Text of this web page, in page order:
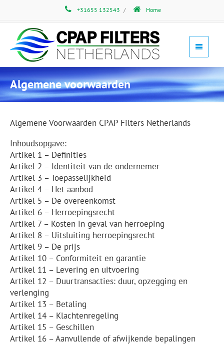
+31655 132543 / Home
Algemene voorwaarden
Algemene Voorwaarden CPAP Filters Netherlands
Inhoudsopgave:
Artikel 1 – Definities
Artikel 2 – Identiteit van de ondernemer
Artikel 3 – Toepasselijkheid
Artikel 4 – Het aanbod
Artikel 5 – De overeenkomst
Artikel 6 – Herroepingsrecht
Artikel 7 – Kosten in geval van herroeping
Artikel 8 – Uitsluiting herroepingsrecht
Artikel 9 – De prijs
Artikel 10 – Conformiteit en garantie
Artikel 11 – Levering en uitvoering
Artikel 12 – Duurtransacties: duur, opzegging en
verlenging
Artikel 13 – Betaling
Artikel 14 – Klachtenregeling
Artikel 15 – Geschillen
Artikel 16 – Aanvullende of afwijkende bepalingen